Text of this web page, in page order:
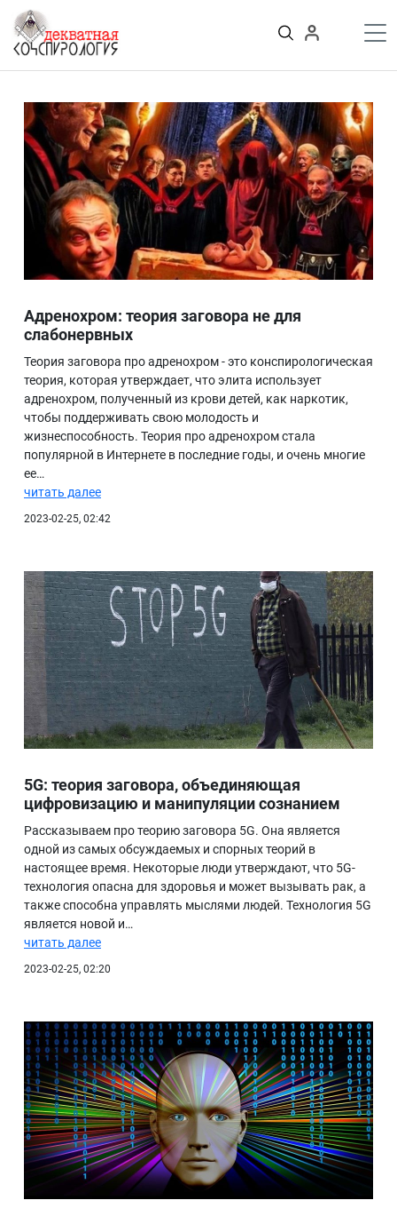
содержимому
Войти
Теории заговора
Тайные общества и секты
Власть
Деньги
Пороки
Криминал
Грязные деньги Украины
Здоровье
История и археология
Игромания
Персоны
Практика
БИБЛИОТЕКА
ВИДЕО
ФОТО
Адренохром: теория заговора не для
слабонервных
Теория заговора про адренохром - это конспирологическая
теория, которая утверждает, что элита использует
адренохром, полученный из крови детей, как наркотик,
чтобы поддерживать свою молодость и
жизнеспособность. Теория про адренохром стала
популярной в Интернете в последние годы, и очень многие
ее…
читать далее
2023-02-25, 02:42
5G: теория заговора, объединяющая
цифровизацию и манипуляции сознанием
Рассказываем про теорию заговора 5G. Она является
одной из самых обсуждаемых и спорных теорий в
настоящее время. Некоторые люди утверждают, что 5G-
технология опасна для здоровья и может вызывать рак, а
также способна управлять мыслями людей. Технология 5G
является новой и…
читать далее
2023-02-25, 02:20